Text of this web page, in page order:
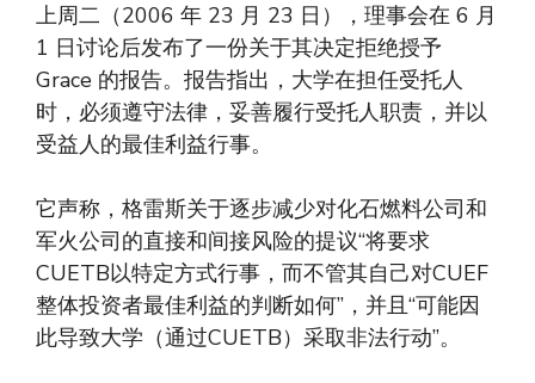
上周二（2006 年 23 月 23 日），理事会在 6 月
1 日讨论后发布了一份关于其决定拒绝授予
Grace 的报告。报告指出，大学在担任受托人
时，必须遵守法律，妥善履行受托人职责，并以
受益人的最佳利益行事。
它声称，格雷斯关于逐步减少对化石燃料公司和
军火公司的直接和间接风险的提议“将要求
CUETB以特定方式行事，而不管其自己对CUEF
整体投资者最佳利益的判断如何”，并且“可能因
此导致大学（通过CUETB）采取非法行动”。